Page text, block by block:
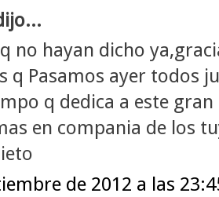
no hayan dicho
q Pasamos ayer todos
q dedica a este
en compania de los
de 2012 a las